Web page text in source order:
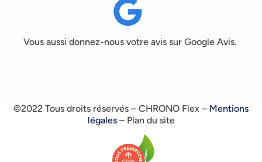
Vous aussi donnez-nous votre avis sur Google Avis.
©2022 Tous droits réservés – CHRONO Flex – Mentions
légales– Plan du site